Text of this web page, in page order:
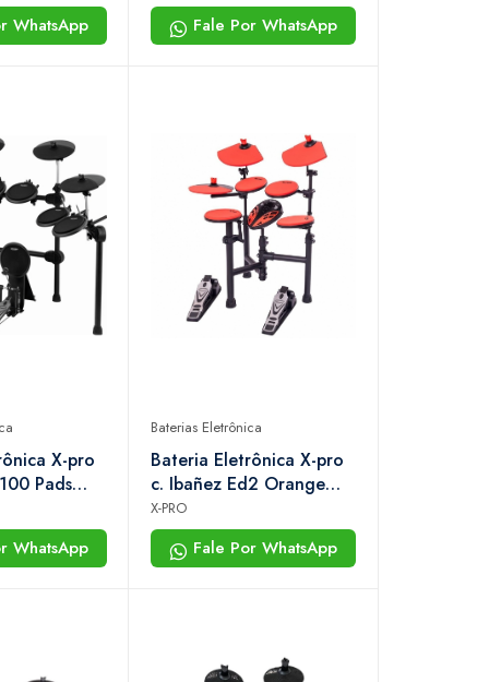
WhatsApp Fale Por WhatsApp
X-pro
Pads
Com
Pedal
WhatsApp
Baterias Eletrônica
Bateria Eletrônica X-pro
c. Ibañez Ed2 Orange
Laranja Função Choke
X-PRO
Fale Por WhatsApp